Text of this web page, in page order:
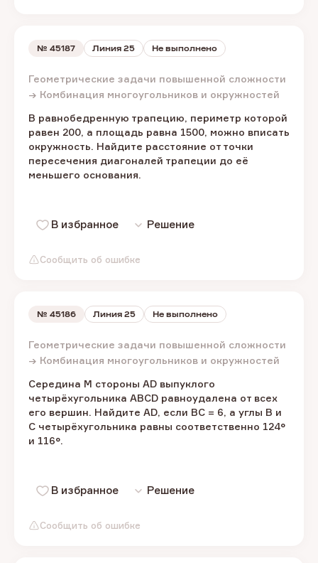
№ 45187 Линия 25 Не выполнено
Сообщить об ошибке
Геометрические задачи повышенной сложности
→ Комбинация многоугольников и окружностей
В равнобедренную трапецию, периметр которой
равен 200, а площадь равна 1500, можно вписать
окружность. Найдите расстояние от точки
пересечения диагоналей трапеции до её
меньшего основания.
В избранное Решение
№ 45186 Линия 25 Не выполнено
Сообщить об ошибке
Геометрические задачи повышенной сложности
→ Комбинация многоугольников и окружностей
Середина M стороны AD выпуклого
четырёхугольника ABCD равноудалена от всех
его вершин. Найдите AD, если BC = 6, а углы B и
C четырёхугольника равны соответственно 124°
и 116°.
В избранное Решение